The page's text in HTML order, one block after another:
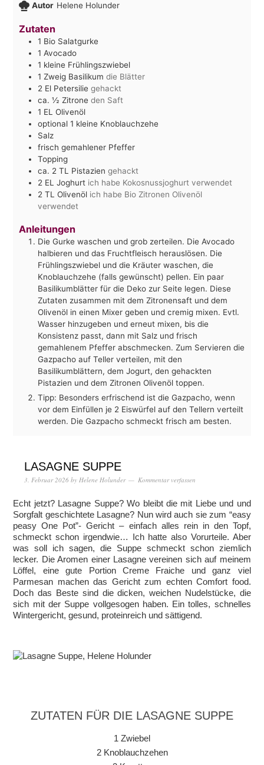
Autor Helene Holunder
Zutaten
1 Bio Salatgurke
1 Avocado
1 kleine Frühlingszwiebel
1 Zweig Basilikum die Blätter
2 El Petersilie gehackt
ca. ½Zitrone den Saft
1 EL Olivenöl
optional 1 kleine Knoblauchzehe
Salz
frisch gemahlener Pfeffer
Topping
ca. 2 TL Pistazien gehackt
2 EL Joghurt ich habe Kokosnussjoghurt verwendet
2 TL Olivenöl ich habe Bio Zitronen Olivenöl
verwendet
Anleitungen
Die Gurke waschen und grob zerteilen. Die Avocado
halbieren und das Fruchtfleisch herauslösen. Die
Frühlingszwiebel und die Kräuter waschen, die
Knoblauchzehe (falls gewünscht) pellen. Ein paar
Basilikumblätter für die Deko zur Seite legen. Diese
Zutaten zusammen mit dem Zitronensaft und dem
Olivenöl in einen Mixer geben und cremig mixen. Evtl.
Wasser hinzugeben und erneut mixen, bis die
Konsistenz passt, dann mit Salz und frisch
gemahlenem Pfeffer abschmecken. Zum Servieren die
Gazpacho auf Teller verteilen, mit den
Basilikumblättern, dem Jogurt, den gehackten
Pistazien und dem Zitronen Olivenöl toppen.
Tipp: Besonders erfrischend ist die Gazpacho, wenn
vor dem Einfüllen je 2 Eiswürfel auf den Tellern verteilt
werden. Die Gazpacho schmeckt frisch am besten.
LASAGNE SUPPE
3. Februar 2026 by Helene Holunder Kommentar verfassen
Echt jetzt? Lasagne Suppe? Wo bleibt die mit Liebe und und
Sorgfalt geschichtete Lasagne? Nun wird auch sie zum “easy
peasy One Pot”- Gericht – einfach alles rein in den Topf,
schmeckt schon irgendwie… Ich hatte also Vorurteile. Aber
was soll ich sagen, die Suppe schmeckt schon ziemlich
lecker. Die Aromen einer Lasagne vereinen sich auf meinem
Löffel, eine gute Portion Creme Fraiche und ganz viel
Parmesan machen das Gericht zum echten Comfort food.
Doch das Beste sind die dicken, weichen Nudelstücke, die
sich mit der Suppe vollgesogen haben. Ein tolles, schnelles
Wintergericht, gesund, proteinreich und sättigend.
ZUTATEN FÜR DIE LASAGNE SUPPE
1 Zwiebel
2 Knoblauchzehen